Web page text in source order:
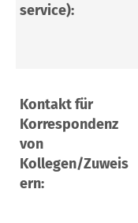
service):
Kontakt für
Korrespondenz
von
Kollegen/Zuweis
ern: